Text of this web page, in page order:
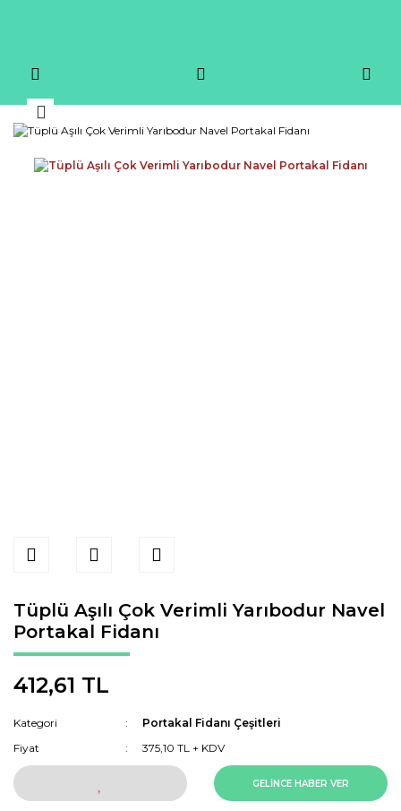
Tüplü Aşılı Çok Verimli Yarıbodur Navel
Portakal Fidanı
412,61 TL
Kategori
Portakal Fidanı Çeşitleri
Fiyat
375,10 TL + KDV
GELİNCE HABER VER